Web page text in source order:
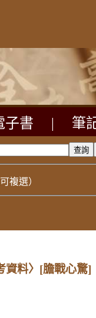
子書 筆
複選）
料〉 [膽戰心驚]